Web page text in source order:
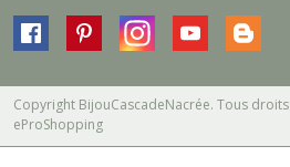
Copyright BijouCascadeNacrée. Tous
eProShopping